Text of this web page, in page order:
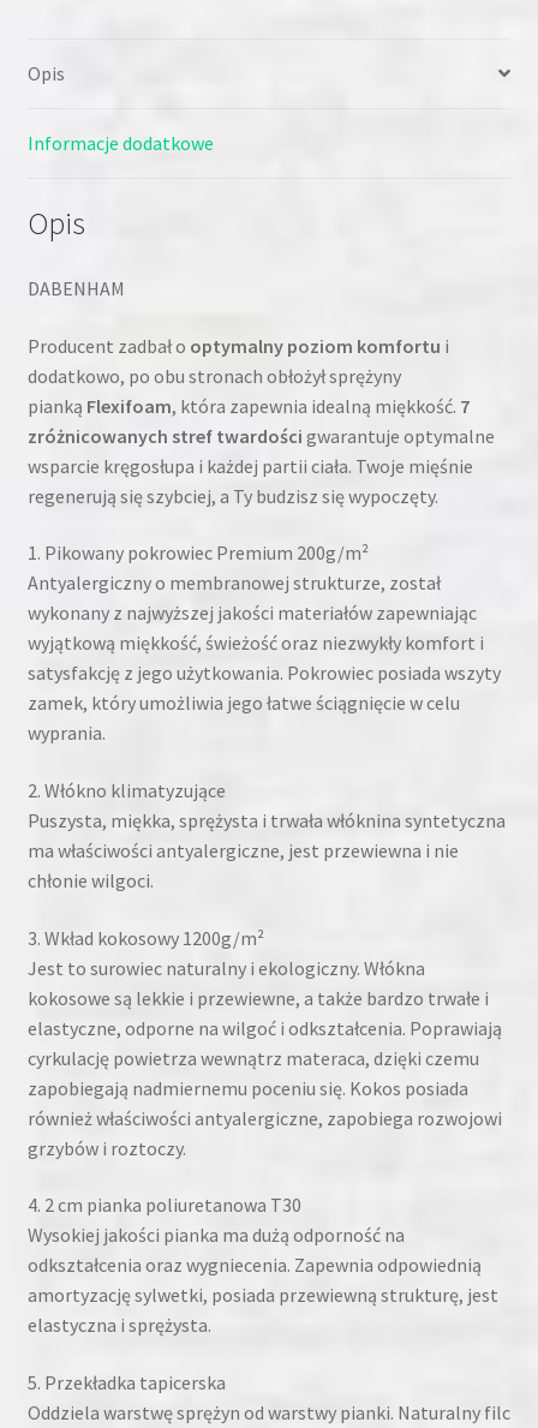
Opis
Informacje dodatkowe
Opis
DABENHAM
Producent zadbał o optymalny poziom komfortu i
dodatkowo, po obu stronach obłożył sprężyny
pianką Flexifoam, która zapewnia idealną miękkość. 7
zróżnicowanych stref twardości gwarantuje optymalne
wsparcie kręgosłupa i każdej partii ciała. Twoje mięśnie
regenerują się szybciej, a Ty budzisz się wypoczęty.
1. Pikowany pokrowiec Premium 200g/m²
Antyalergiczny o membranowej strukturze, został
wykonany z najwyższej jakości materiałów zapewniając
wyjątkową miękkość, świeżość oraz niezwykły komfort i
satysfakcję z jego użytkowania. Pokrowiec posiada wszyty
zamek, który umożliwia jego łatwe ściągnięcie w celu
wyprania.
2. Włókno klimatyzujące
Puszysta, miękka, sprężysta i trwała włóknina syntetyczna
ma właściwości antyalergiczne, jest przewiewna i nie
chłonie wilgoci.
3. Wkład kokosowy 1200g/m²
Jest to surowiec naturalny i ekologiczny. Włókna
kokosowe są lekkie i przewiewne, a także bardzo trwałe i
elastyczne, odporne na wilgoć i odkształcenia. Poprawiają
cyrkulację powietrza wewnątrz materaca, dzięki czemu
zapobiegają nadmiernemu poceniu się. Kokos posiada
również właściwości antyalergiczne, zapobiega rozwojowi
grzybów i roztoczy.
4. 2 cm pianka poliuretanowa T30
Wysokiej jakości pianka ma dużą odporność na
odkształcenia oraz wygniecenia. Zapewnia odpowiednią
amortyzację sylwetki, posiada przewiewną strukturę, jest
elastyczna i sprężysta.
5. Przekładka tapicerska
Oddziela warstwę sprężyn od warstwy pianki. Naturalny filc